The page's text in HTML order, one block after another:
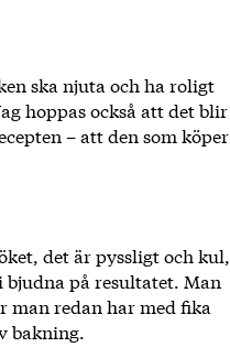
ska njuta och ha roligt
hoppas också att det blir
– att den som köper
det är pyssligt och kul,
på resultatet. Man
man redan har med fika
bakning.